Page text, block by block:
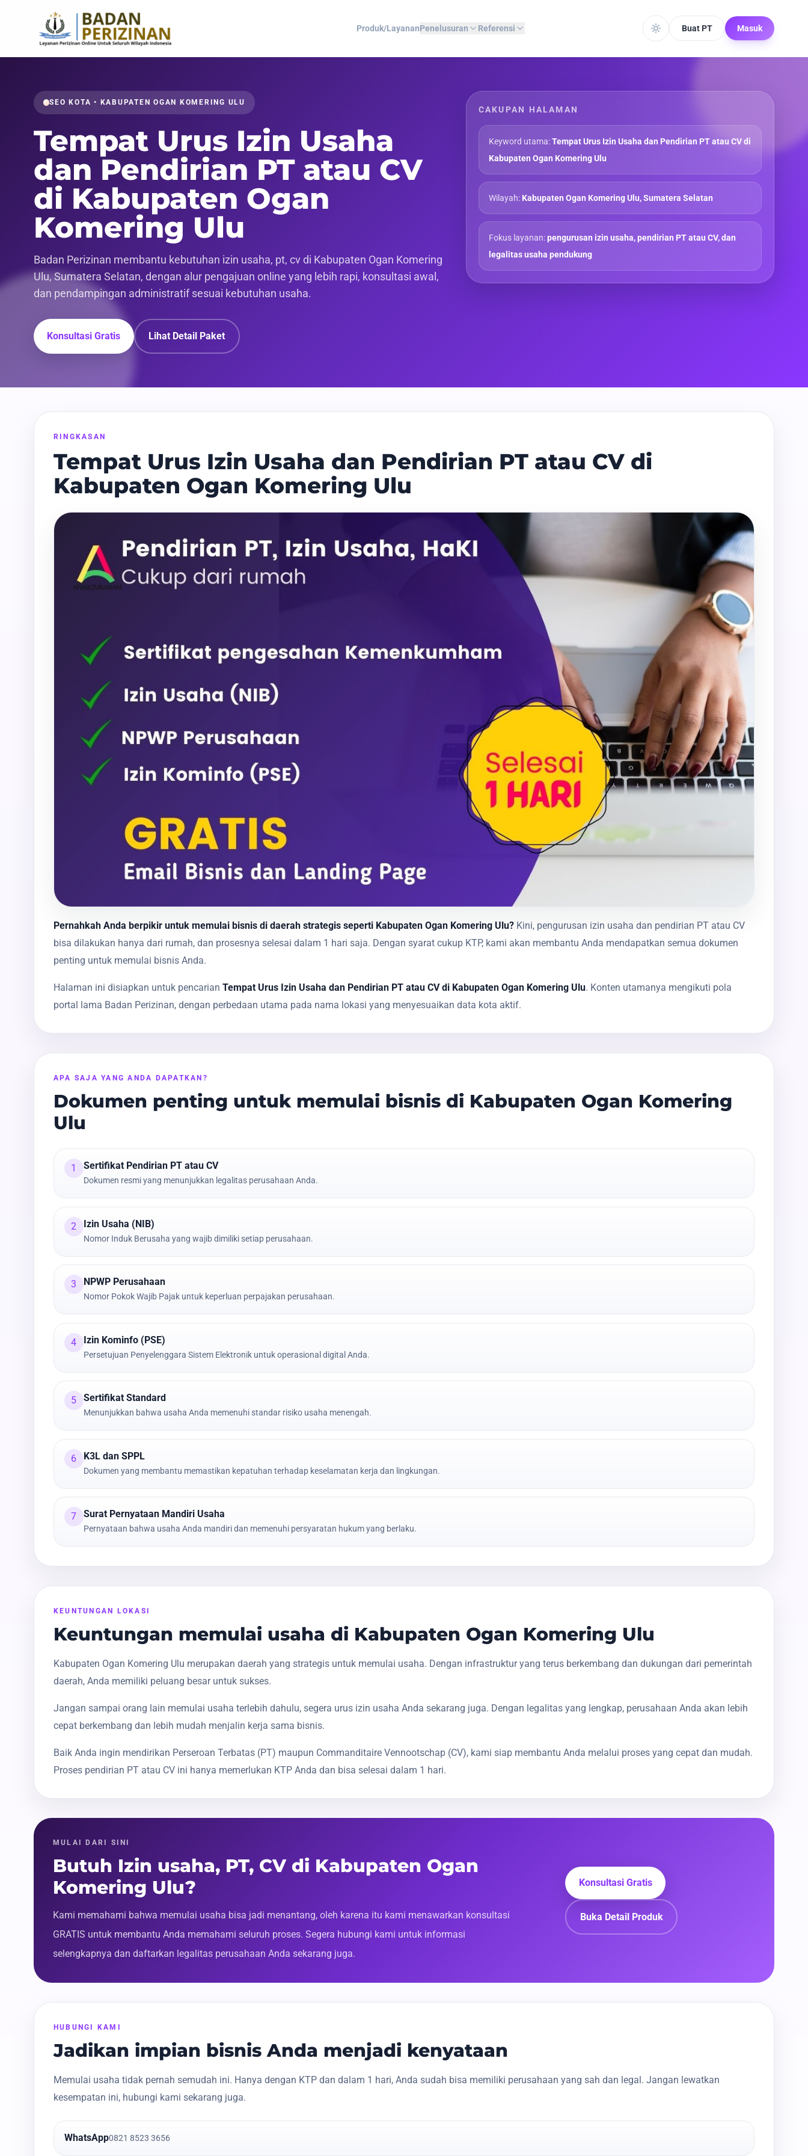
Produk/LayananPenelusuran Referensi Buat PT Masuk
SEO KOTA • KABUPATEN OGAN KOMERING ULU
Tempat Urus Izin Usaha
dan Pendirian PT atau CV
di Kabupaten Ogan
Komering Ulu
Badan Perizinan membantu kebutuhan izin usaha, pt, cv di Kabupaten Ogan Komering
Ulu, Sumatera Selatan, dengan alur pengajuan online yang lebih rapi, konsultasi awal,
dan pendampingan administratif sesuai kebutuhan usaha.
Konsultasi Gratis Lihat Detail Paket
CAKUPAN HALAMAN
Keyword utama:Tempat Urus Izin Usaha dan Pendirian PT atau CV di
Kabupaten Ogan Komering Ulu
Wilayah: Kabupaten Ogan Komering Ulu, Sumatera Selatan
Fokus layanan:pengurusan izin usaha, pendirian PT atau CV, dan
legalitas usaha pendukung
RINGKASAN
Tempat Urus Izin Usaha dan Pendirian PT atau CV di
Kabupaten Ogan Komering Ulu
Pernahkah Anda berpikir untuk memulai bisnis di daerah strategis seperti Kabupaten Ogan Komering Ulu? Kini, pengurusan izin usaha dan pendirian PT atau CV
bisa dilakukan hanya dari rumah, dan prosesnya selesai dalam 1 hari saja. Dengan syarat cukup KTP, kami akan membantu Anda mendapatkan semua dokumen
penting untuk memulai bisnis Anda.
Halaman ini disiapkan untuk pencarian Tempat Urus Izin Usaha dan Pendirian PT atau CV di Kabupaten Ogan Komering Ulu. Konten utamanya mengikuti pola
portal lama Badan Perizinan, dengan perbedaan utama pada nama lokasi yang menyesuaikan data kota aktif.
APA SAJA YANG ANDA DAPATKAN?
Dokumen penting untuk memulai bisnis di Kabupaten Ogan Komering
Ulu
1 Sertifikat Pendirian PT atau CV
Dokumen resmi yang menunjukkan legalitas perusahaan Anda.
2 Izin Usaha (NIB)
Nomor Induk Berusaha yang wajib dimiliki setiap perusahaan.
3 NPWP Perusahaan
Nomor Pokok Wajib Pajak untuk keperluan perpajakan perusahaan.
4 Izin Kominfo (PSE)
Persetujuan Penyelenggara Sistem Elektronik untuk operasional digital Anda.
5 Sertifikat Standard
Menunjukkan bahwa usaha Anda memenuhi standar risiko usaha menengah.
6 K3L dan SPPL
Dokumen yang membantu memastikan kepatuhan terhadap keselamatan kerja dan lingkungan.
7 Surat Pernyataan Mandiri Usaha
Pernyataan bahwa usaha Anda mandiri dan memenuhi persyaratan hukum yang berlaku.
KEUNTUNGAN LOKASI
Keuntungan memulai usaha di Kabupaten Ogan Komering Ulu
Kabupaten Ogan Komering Ulu merupakan daerah yang strategis untuk memulai usaha. Dengan infrastruktur yang terus berkembang dan dukungan dari pemerintah
daerah, Anda memiliki peluang besar untuk sukses.
Jangan sampai orang lain memulai usaha terlebih dahulu, segera urus izin usaha Anda sekarang juga. Dengan legalitas yang lengkap, perusahaan Anda akan lebih
cepat berkembang dan lebih mudah menjalin kerja sama bisnis.
Baik Anda ingin mendirikan Perseroan Terbatas (PT) maupun Commanditaire Vennootschap (CV), kami siap membantu Anda melalui proses yang cepat dan mudah.
Proses pendirian PT atau CV ini hanya memerlukan KTP Anda dan bisa selesai dalam 1 hari.
MULAI DARI SINI
Butuh Izin usaha, PT, CV di Kabupaten Ogan
Komering Ulu?
Kami memahami bahwa memulai usaha bisa jadi menantang, oleh karena itu kami menawarkan konsultasi
GRATIS untuk membantu Anda memahami seluruh proses. Segera hubungi kami untuk informasi
selengkapnya dan daftarkan legalitas perusahaan Anda sekarang juga.
Konsultasi Gratis
Buka Detail Produk
HUBUNGI KAMI
Jadikan impian bisnis Anda menjadi kenyataan
Memulai usaha tidak pernah semudah ini. Hanya dengan KTP dan dalam 1 hari, Anda sudah bisa memiliki perusahaan yang sah dan legal. Jangan lewatkan
kesempatan ini, hubungi kami sekarang juga.
WhatsApp0821 8523 3656